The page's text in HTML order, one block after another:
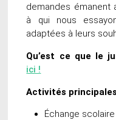
demandes émanent
à qui nous
adaptées à leurs
Qu’est ce que le
ici !
Activités
Échange